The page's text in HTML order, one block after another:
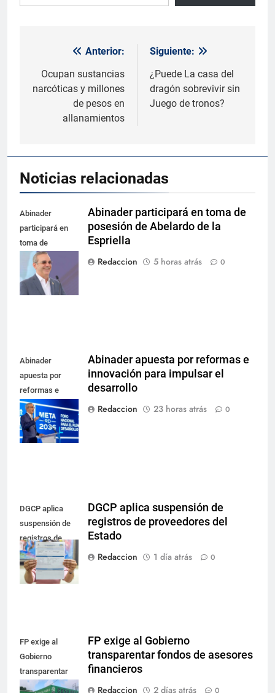
Navegación
de
entradas
Anterior:
Ocupan sustancias
narcóticas y millones
de pesos en
allanamientos
Siguiente:
¿Puede La casa del
dragón sobrevivir sin
Juego de tronos?
Noticias relacionadas
Abinader
participará en
toma de
posesión de
Abelardo de la
Espriella
Abinader participará en toma de
posesión de Abelardo de la
Espriella
Redaccion
5 horas atrás 0
Abinader
apuesta por
reformas e
innovación para
impulsar el
desarrollo
Abinader apuesta por reformas e
innovación para impulsar el
desarrollo
Redaccion
23 horas atrás 0
DGCP aplica
suspensión de
registros de
proveedores del
Estado
DGCP aplica suspensión de
registros de proveedores del
Estado
Redaccion
1 día atrás 0
FP exige al
Gobierno
transparentar
fondos de
FP exige al Gobierno
transparentar fondos de asesores
financieros
Redaccion
2 días atrás 0